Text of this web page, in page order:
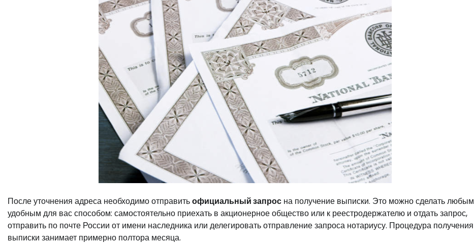
После уточнения адреса необходимо отправитьофициальный запрос на получение выписки. Это можно сделать любым
удобным для вас способом: самостоятельно приехать в акционерное общество или к реестродержателю и отдать запрос,
отправить по почте России от имени наследника или делегировать отправление запроса нотариусу. Процедура получения
выписки занимает примерно полтора месяца.